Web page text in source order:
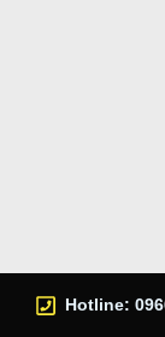
Hotline: